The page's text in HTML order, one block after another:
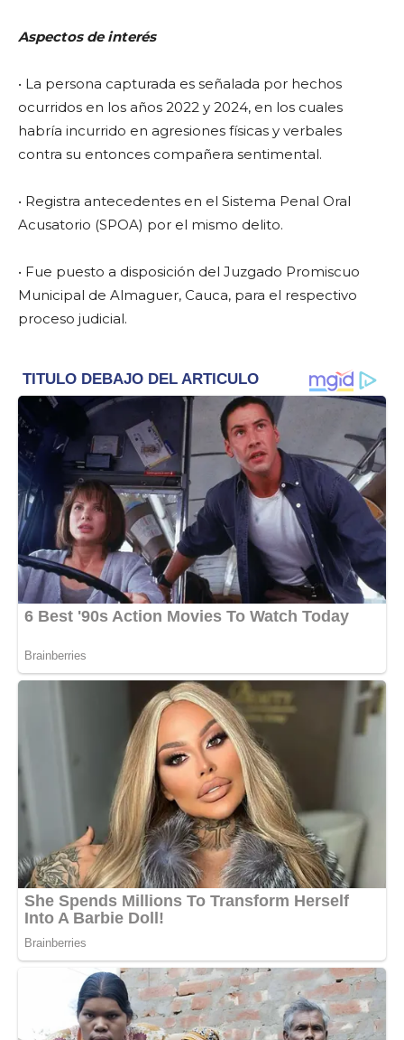
Aspectos de interés
• La persona capturada es señalada por hechos
ocurridos en los años 2022 y 2024, en los cuales
habría incurrido en agresiones físicas y verbales
contra su entonces compañera sentimental.
• Registra antecedentes en el Sistema Penal Oral
Acusatorio (SPOA) por el mismo delito.
• Fue puesto a disposición del Juzgado Promiscuo
Municipal de Almaguer, Cauca, para el respectivo
proceso judicial.